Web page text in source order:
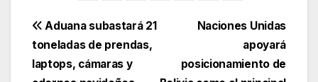
Navegación
de
Naciones Unidas
apoyará
posicionamiento de
Aduana subastará 21
toneladas de prendas,
laptops, cámaras y